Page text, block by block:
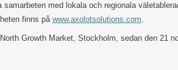
med lokala och regionala
finns på www.axolotsolutions.com
Growth Market, Stockholm, sedan den 21